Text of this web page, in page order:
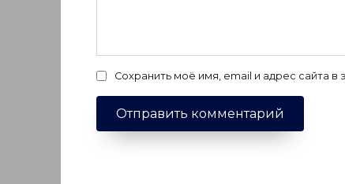
Сохранить моё имя, email и адрес сайта